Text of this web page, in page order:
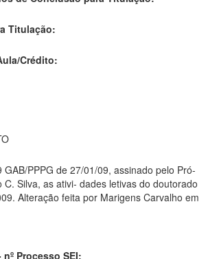
Titulação:
Crédito:
PPPG de 27/01/09, assinado pelo Pró-
Alteração feita por Marigens Carvalho em
Processo SEI: